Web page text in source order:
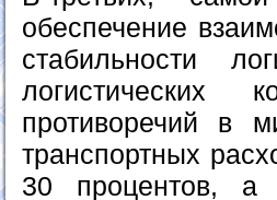
обеспечение
стабильности
логистических
противоречий в
транспортных
30 процентов, а